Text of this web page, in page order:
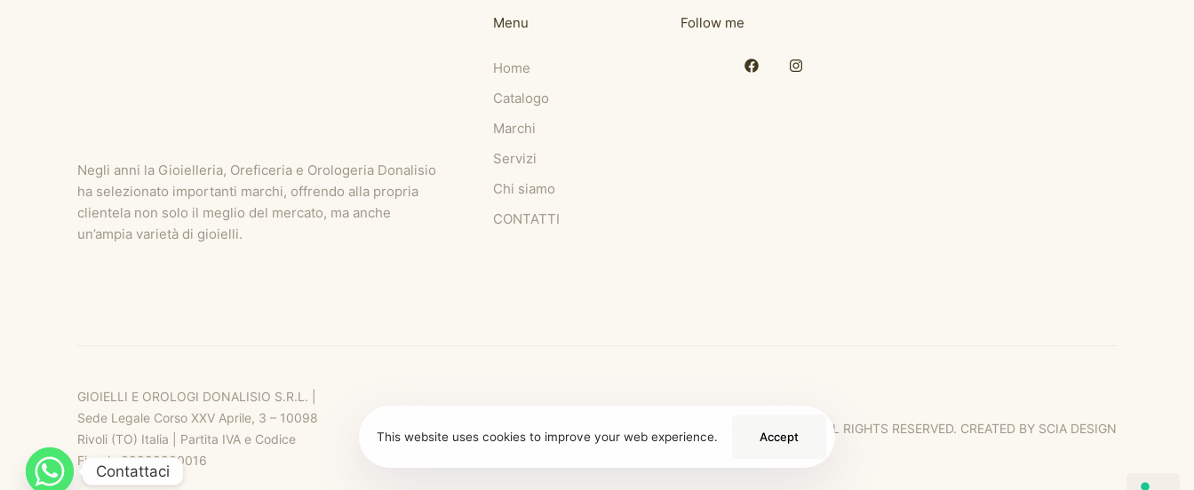
Negli anni la Gioielleria, Oreficeria e Orologeria Donalisio
ha selezionato importanti marchi, offrendo alla propria
clientela non solo il meglio del mercato, ma anche
un’ampia varietà di gioielli.
Menu
Home
Catalogo
Marchi
Servizi
Chi siamo
CONTATTI
Follow me
GIOIELLI E OROLOGI DONALISIO S.R.L. |
Sede Legale Corso XXV Aprile, 3 – 10098
Rivoli (TO) Italia | Partita IVA e Codice
Fiscale 09988900016
© 2025 DONALIO RIVOLI. ALL RIGHTS RESERVED. CREATED BY SCIA DESIGN
This website uses cookies to improve your web experience. Accept
Contattaci